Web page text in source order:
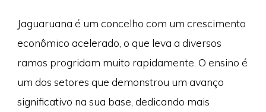
Jaguaruana é um concelho com um crescimento
econômico acelerado, o que leva a diversos
ramos progridam muito rapidamente. O ensino é
um dos setores que demonstrou um avanço
significativo na sua base, dedicando mais